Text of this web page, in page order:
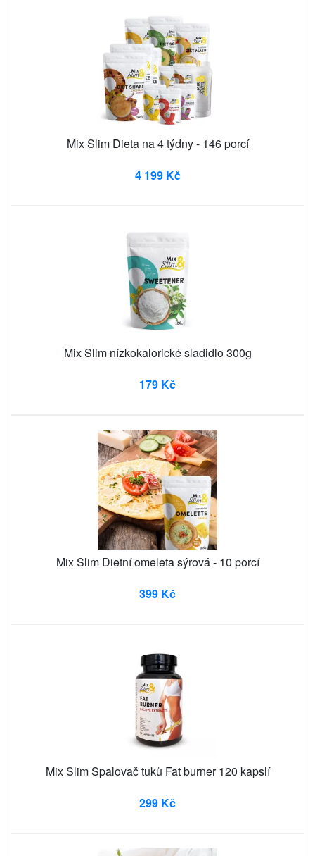
Mix Slim Dieta na 4 týdny - 146 porcí
4 199 Kč
Mix Slim nízkokalorické sladidlo 300g
179 Kč
Mix Slim Dietní omeleta sýrová - 10 porcí
399 Kč
Mix Slim Spalovač tuků Fat burner 120 kapslí
299 Kč